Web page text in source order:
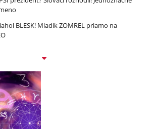
BLESK! Mladík ZOMREL priamo na